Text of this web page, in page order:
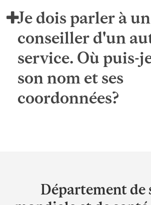
Je dois parler à un
conseiller d'un
service. Où puis-
son nom et ses
coordonnées?
Département de